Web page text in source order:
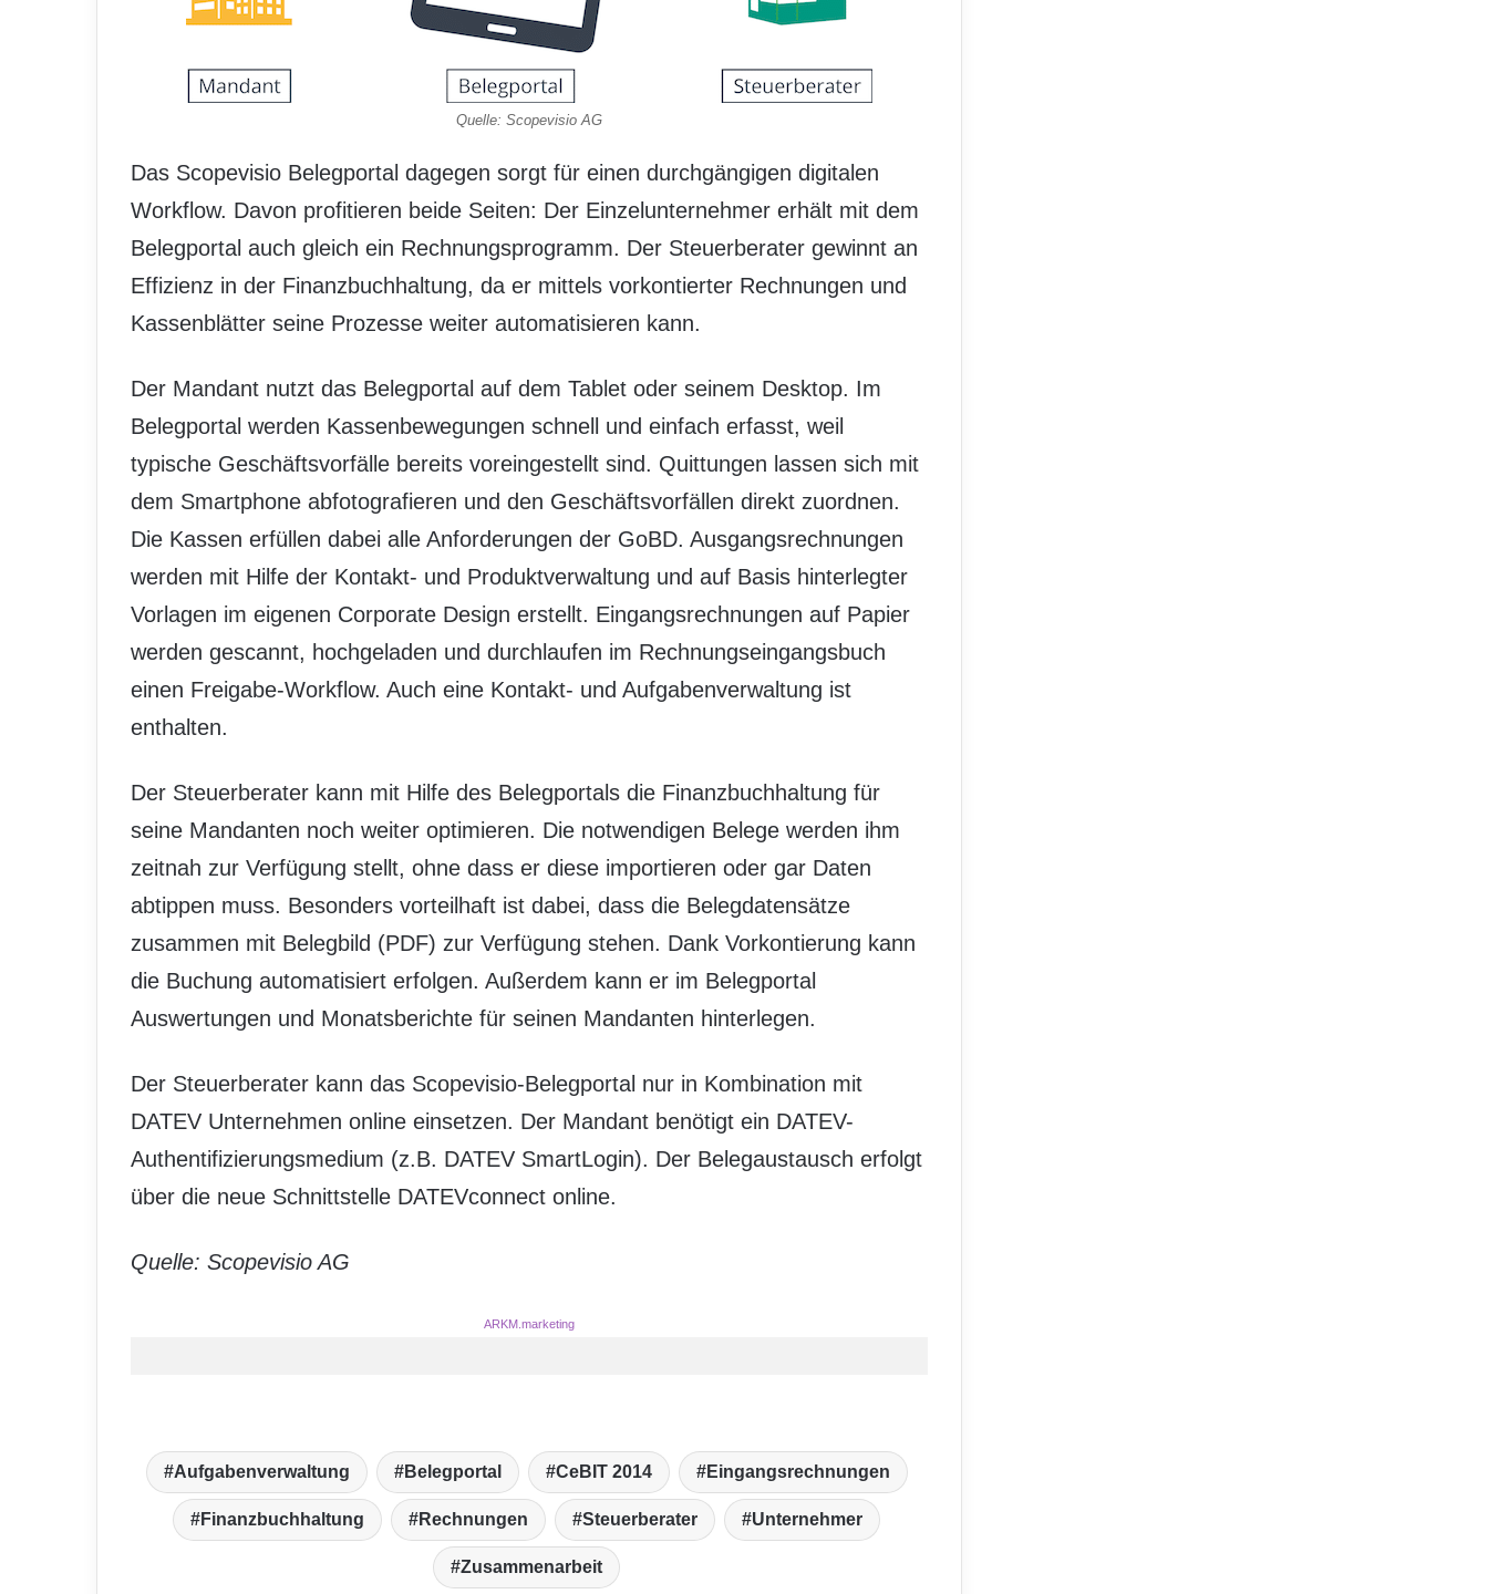
Quelle: Scopevisio AG
Das Scopevisio Belegportal dagegen sorgt für einen durchgängigen digitalen
Workflow. Davon profitieren beide Seiten: Der Einzelunternehmer erhält mit dem
Belegportal auch gleich ein Rechnungsprogramm. Der Steuerberater gewinnt an
Effizienz in der Finanzbuchhaltung, da er mittels vorkontierter Rechnungen und
Kassenblätter seine Prozesse weiter automatisieren kann.
Der Mandant nutzt das Belegportal auf dem Tablet oder seinem Desktop. Im
Belegportal werden Kassenbewegungen schnell und einfach erfasst, weil
typische Geschäftsvorfälle bereits voreingestellt sind. Quittungen lassen sich mit
dem Smartphone abfotografieren und den Geschäftsvorfällen direkt zuordnen.
Die Kassen erfüllen dabei alle Anforderungen der GoBD. Ausgangsrechnungen
werden mit Hilfe der Kontakt- und Produktverwaltung und auf Basis hinterlegter
Vorlagen im eigenen Corporate Design erstellt. Eingangsrechnungen auf Papier
werden gescannt, hochgeladen und durchlaufen im Rechnungseingangsbuch
einen Freigabe-Workflow. Auch eine Kontakt- und Aufgabenverwaltung ist
enthalten.
Der Steuerberater kann mit Hilfe des Belegportals die Finanzbuchhaltung für
seine Mandanten noch weiter optimieren. Die notwendigen Belege werden ihm
zeitnah zur Verfügung stellt, ohne dass er diese importieren oder gar Daten
abtippen muss. Besonders vorteilhaft ist dabei, dass die Belegdatensätze
zusammen mit Belegbild (PDF) zur Verfügung stehen. Dank Vorkontierung kann
die Buchung automatisiert erfolgen. Außerdem kann er im Belegportal
Auswertungen und Monatsberichte für seinen Mandanten hinterlegen.
Der Steuerberater kann das Scopevisio-Belegportal nur in Kombination mit
DATEV Unternehmen online einsetzen. Der Mandant benötigt ein DATEV-
Authentifizierungsmedium (z.B. DATEV SmartLogin). Der Belegaustausch erfolgt
über die neue Schnittstelle DATEVconnect online.
Quelle: Scopevisio AG
ARKM.marketing
Aufgabenverwaltung Belegportal CeBIT 2014 Eingangsrechnungen
Finanzbuchhaltung Rechnungen Steuerberater Unternehmer
Zusammenarbeit